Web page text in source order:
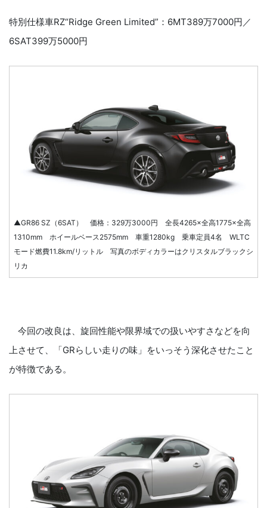
特別仕様車RZ“Ridge Green Limited”：6MT389万7000円／
6SAT399万5000円
▲GR86 SZ（6SAT） 価格：329万3000円 全長4265×全高1775×全高
1310mm ホイールベース2575mm 車重1280kg 乗車定員4名 WLTC
モード燃費11.8km/リットル 写真のボディカラーはクリスタルブラックシ
リカ
今回の改良は、旋回性能や限界域での扱いやすさなどを向
上させて、「GRらしい走りの味」をいっそう深化させたこと
が特徴である。